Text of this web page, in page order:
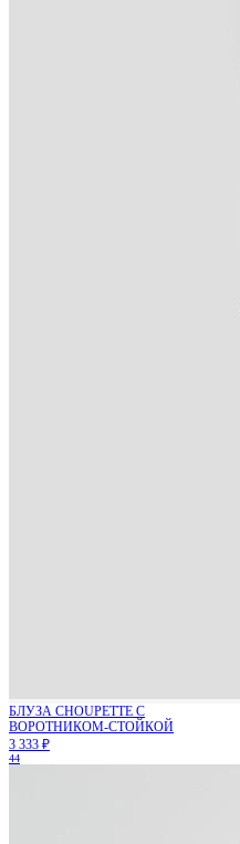
БЛУЗА CHOUPETTE С
ВОРОТНИКОМ-СТОЙКОЙ
3 333 ₽
44